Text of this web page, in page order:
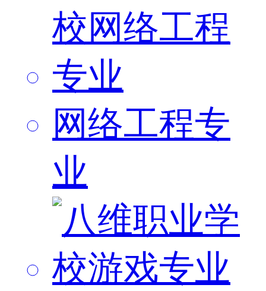
网络工程专
业